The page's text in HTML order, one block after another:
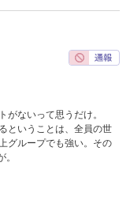
がないって思うだけ。
ということは、全員の世
グループでも強い。その